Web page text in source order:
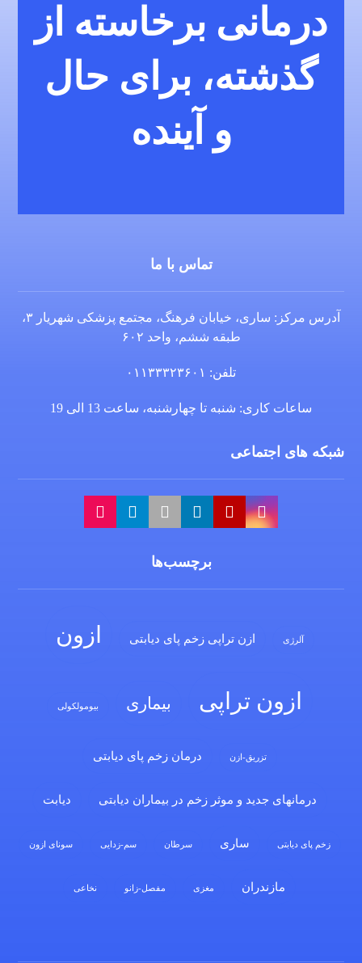
درمانی برخاسته از
گذشته، برای حال
و آینده
تماس با ما
آدرس مرکز: ساری، خیابان فرهنگ، مجتمع پزشکی شهریار ۳،
طبقه ششم، واحد ۶۰۲
تلفن: ۰۱۱۳۳۳۲۳۶۰۱
ساعات کاری: شنبه تا چهارشنبه، ساعت 13 الی 19
شبکه های اجتماعی
برچسب‌ها
آلرژی ازن تراپی زخم پای دیابتی ازون
ازون تراپی بیماری بیومولکولی
تزریق-ازن درمان زخم پای دیابتی
درمانهای جدید و موثر زخم در بیماران دیابتی دیابت
زخم پای دیابتی ساری سرطان سم-زدایی سونای ازون
مازندران مغزی مفصل-زانو نخاعی